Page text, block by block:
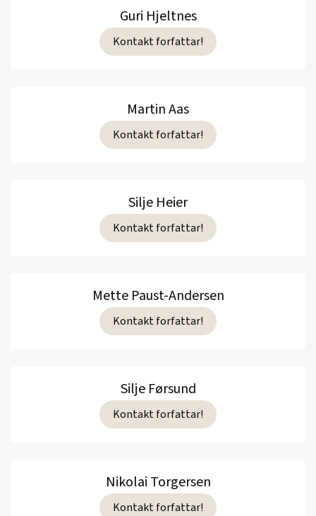
Guri Hjeltnes
Kontakt forfattar!
Martin Aas
Kontakt forfattar!
Silje Heier
Kontakt forfattar!
Mette Paust-Andersen
Kontakt forfattar!
Silje Førsund
Kontakt forfattar!
Nikolai Torgersen
Kontakt forfattar!